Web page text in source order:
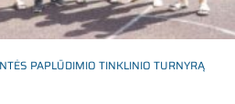
PAPLŪDIMIO TINKLINIO TURNYRĄ